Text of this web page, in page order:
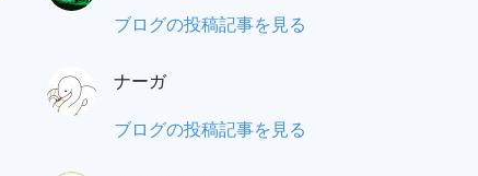
ワ
ル:
面
査
ユ
太:
ブログの投稿記事を見る
ナーガ
ナ
ブログの投稿記事を見る